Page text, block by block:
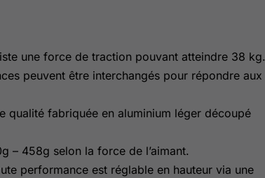
une force de traction pouvant atteindre 38 kg.
peuvent être interchangés pour répondre aux
qualité fabriquée en aluminium léger découpé
– 458g selon la force de l’aimant.
performance est réglable en hauteur via une